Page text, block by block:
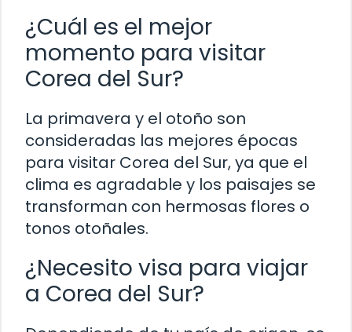
¿Cuál es el mejor
momento para visitar
Corea del Sur?
La primavera y el otoño son
consideradas las mejores épocas
para visitar Corea del Sur, ya que el
clima es agradable y los paisajes se
transforman con hermosas flores o
tonos otoñales.
¿Necesito visa para viajar
a Corea del Sur?